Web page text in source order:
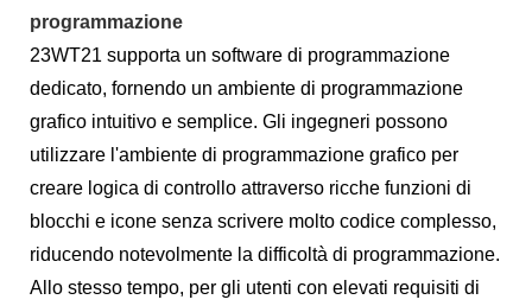
programmazione
23WT21 supporta un software di programmazione
dedicato, fornendo un ambiente di programmazione
grafico intuitivo e semplice. Gli ingegneri possono
utilizzare l'ambiente di programmazione grafico per
creare logica di controllo attraverso ricche funzioni di
blocchi e icone senza scrivere molto codice complesso,
riducendo notevolmente la difficoltà di programmazione.
Allo stesso tempo, per gli utenti con elevati requisiti di